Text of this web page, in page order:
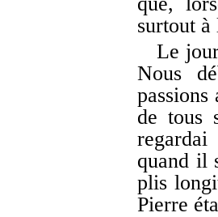
surtout à
Le
Nous
de tous
quand il
plis
Pierre